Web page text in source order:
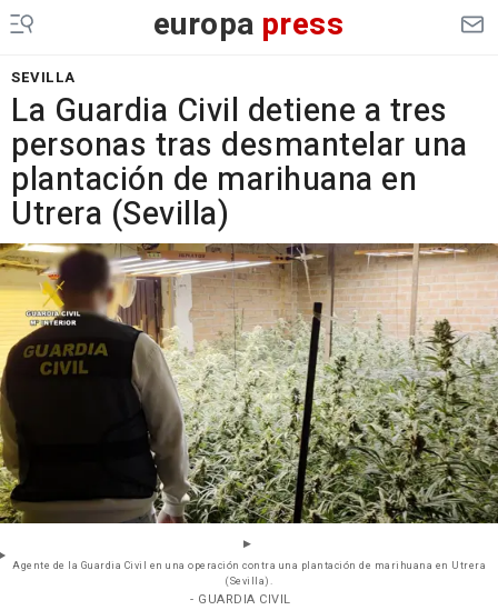
europa press
SEVILLA
La Guardia Civil detiene a tres
personas tras desmantelar una
plantación de marihuana en
Utrera (Sevilla)
Agente de la Guardia Civil en una operación contra una plantación de marihuana en Utrera
(Sevilla).
- GUARDIA CIVIL